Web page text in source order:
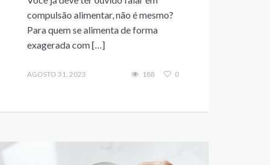
compulsão alimentar, não é mesmo?
Para quem se alimenta de forma
exagerada com […]
AGOSTO 31, 2023 188 0